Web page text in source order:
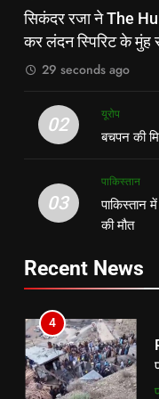
6
सिकंदर रजा ने The
कर लंदन स्पिरिट के मुंह
29 seconds ago
02
यूरोप
बचपन की
03
पाकिस्तान
पाकिस्तान
की मौत
Recent News
4
5